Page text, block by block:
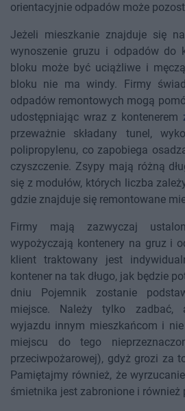
orientacyjnie odpadów może
Jeżeli mieszkanie znajduje się
wynoszenie gruzu i odpadów do
bloku może być uciążliwe i
bloku nie ma windy. Firmy
odpadów remontowych mogą
udostępniając wraz z kontenerem
przeważnie składany tunel,
polipropylenu, co zapobiega
czyszczenie. Zsypy mają różną
się z modułów, których liczba
gdzie znajduje się remontowane
Firmy mają zazwyczaj
wypożyczają kontenery na gruz i
klient traktowany jest
kontener na tak długo, jak będzie
dniu Pojemnik zostanie
miejsce. Należy tylko zadbać,
wyjazdu innym mieszkańcom i
miejscu do tego
przeciwpożarowej), gdyż grozi za
Pamiętajmy również, że
śmietnika jest zabronione i również